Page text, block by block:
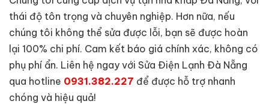
thái độ tôn trọng và chuyên nghiệp. Hơn nữa, nếu
chúng tôi không thể sửa được lỗi, bạn sẽ được hoàn
lại 100% chi phí. Cam kết báo giá chính xác, không có
phụ phí ẩn. Liên hệ ngay với Sửa Điện Lạnh Đà Nẵng
qua hotline 0931.382.227 để được hỗ trợ nhanh
chóng và hiệu quả!